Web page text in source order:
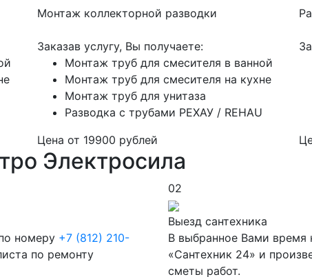
Монтаж коллекторной разводки
Заказав услугу, Вы получаете:
Монтаж труб для смесителя в ванной
Монтаж труб для смесителя на кухне
Монтаж труб для унитаза
Разводка с трубами РЕХАУ / REHAU
Цена от 19900 рублей
Электросила
номеру +7 (812) 210-
по ремонту
02
Выезд сантехника
В выбранное Вами время
«Сантехник 24» и
сметы работ.